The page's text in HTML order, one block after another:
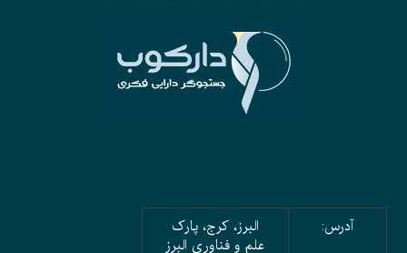
آدرس:
البرز، کرج، پارک
علم و فناوری البرز